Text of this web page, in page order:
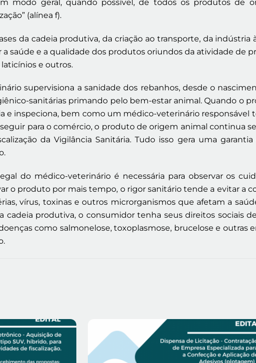
modo geral, quando possível, de todos os produtos de
(alínea f).
da cadeia produtiva, da criação ao transporte, da
saúde e a qualidade dos produtos oriundos da atividade de
e outros.
supervisiona a sanidade dos rebanhos, desde o
sanitárias primando pelo bem-estar animal. Quando o
e inspeciona, bem como um médico-veterinário
para o comércio, o produto de origem animal continua
da Vigilância Sanitária. Tudo isso gera uma
do médico-veterinário é necessária para observar os
o produto por mais tempo, o rigor sanitário tende a evitar a
vírus, toxinas e outros microrganismos que afetam a
cadeia produtiva, o consumidor tenha seus direitos sociais
como salmonelose, toxoplasmose, brucelose e outras